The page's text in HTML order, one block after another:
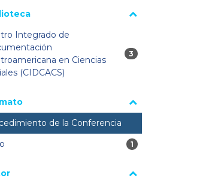
Integrado de
en Ciencias
(CIDCACS)
3 resultados
3
de la Conferencia
1 resultados
1